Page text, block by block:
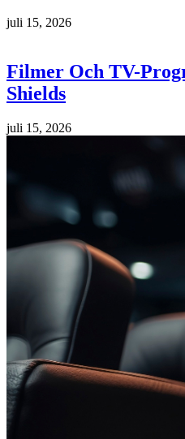
juli 15, 2026
Filmer Och TV-
Shields
juli 15, 2026